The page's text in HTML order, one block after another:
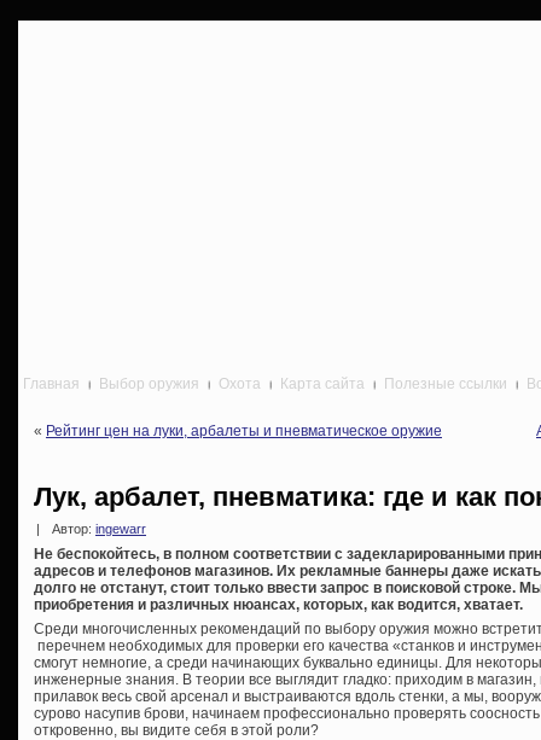
Главная Выбор оружия Охота Карта сайта Полезные ссылки
« Рейтинг цен на луки, арбалеты и пневматическое оружие
Лук, арбалет, пневматика: где и как
| Автор: ingewarr
Не беспокойтесь, в полном соответствии с задекларированными
адресов и телефонов магазинов. Их рекламные баннеры даже
долго не отстанут, стоит только ввести запрос в поисковой строке.
приобретения и различных нюансах, которых, как водится, хватает.
Среди многочисленных рекомендаций по выбору оружия можно
перечнем необходимых для проверки его качества «станков и
смогут немногие, а среди начинающих буквально единицы. Для
инженерные знания. В теории все выглядит гладко: приходим в
прилавок весь свой арсенал и выстраиваются вдоль стенки, а мы,
сурово насупив брови, начинаем профессионально проверять
откровенно, вы видите себя в этой роли?